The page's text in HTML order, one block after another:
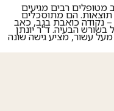
רבים מגיעים
תוצאות. הם מתוסכלים
נקודה כואבת בגב, כאב
בשורש הבעיה. ד"ר יונתן
מעל עשור, מציע גישה שונה